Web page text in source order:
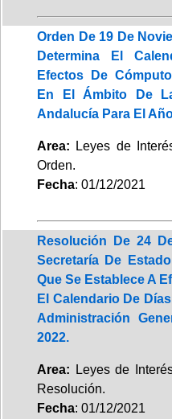
Orden De 19 De
Determina El
Efectos De
En El Ámbito De
Andalucía Para El
Area: Leyes de
Orden.
Fecha: 01/12/2021
Resolución De 24
Secretaría De
Que Se Establece A
El Calendario De
Administración
2022.
Area: Leyes de
Resolución.
Fecha: 01/12/2021